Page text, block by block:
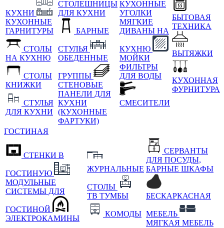
КУХНИ
КУХОННЫЕ
ГАРНИТУРЫ
СТОЛЫ
НА КУХНЮ
СТОЛЫ
КНИЖКИ
СТУЛЬЯ
ДЛЯ КУХНИ
СТОЛЕШНИЦЫ
ДЛЯ КУХНИ
БАРНЫЕ
СТУЛЬЯ
ОБЕДЕННЫЕ
ГРУППЫ
СТЕНОВЫЕ
ПАНЕЛИ ДЛЯ
КУХНИ
(КУХОННЫЕ
ФАРТУКИ)
КУХОННЫЕ
УГОЛКИ
МЯГКИЕ
ДИВАНЫ НА
КУХНЮ
МОЙКИ
ФИЛЬТРЫ
ДЛЯ ВОДЫ
СМЕСИТЕЛИ
БЫТОВАЯ
ТЕХНИКА
ВЫТЯЖКИ
КУХОННАЯ
ФУРНИТУРА
ГОСТИНАЯ
СТЕНКИ В
ГОСТИНУЮ
МОДУЛЬНЫЕ
СИСТЕМЫ ДЛЯ
ГОСТИНОЙ
ЭЛЕКТРОКАМИНЫ
ЖУРНАЛЬНЫЕ
СТОЛЫ
ТВ ТУМБЫ
КОМОДЫ
СЕРВАНТЫ
ДЛЯ ПОСУДЫ,
БАРНЫЕ ШКАФЫ
БЕСКАРКАСНАЯ
МЕБЕЛЬ
МЯГКАЯ МЕБЕЛЬ